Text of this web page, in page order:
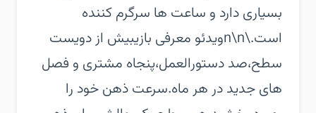
بسیاری دارد و ساعت ها سرگرم کننده
است.\n\nویدئو معرفی بازی‏بیش از دویست
سطح،صد دستورالعمل،پنجاه مشتری و فصل
های جدید در هر ماه.‏سرعت ذهن خود را